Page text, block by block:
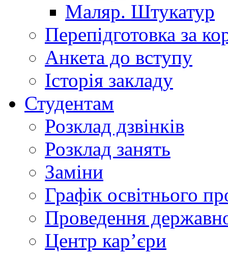
Маляр. Штукатур
Перепідготовка за
Анкета до вступу
Історія закладу
Студентам
Розклад дзвінків
Розклад занять
Заміни
Графік освітнього
Проведення
Центр кар’єри